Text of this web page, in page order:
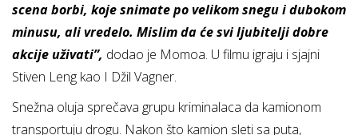
scena borbi, koje snimate po velikom snegu i dubokom
minusu, ali vredelo. Mislim da će svi ljubitelji dobre
akcije uživati”, dodao je Momoa. U filmu igraju i sjajni
Stiven Leng kao I Džil Vagner.
Snežna oluja sprečava grupu kriminalaca da kamionom
transportuju drogu. Nakon što kamion sleti sa puta,